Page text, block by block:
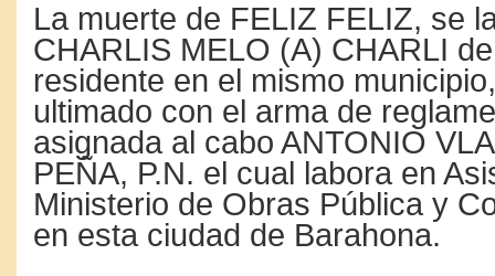
La muerte de FELIZ FELIZ, se
CHARLIS MELO (A) CHARLI
residente en el mismo
ultimado con el arma de
asignada al cabo ANTONIO
PEÑA, P.N. el cual labora en
Ministerio de Obras Pública y
en esta ciudad de Barahona.